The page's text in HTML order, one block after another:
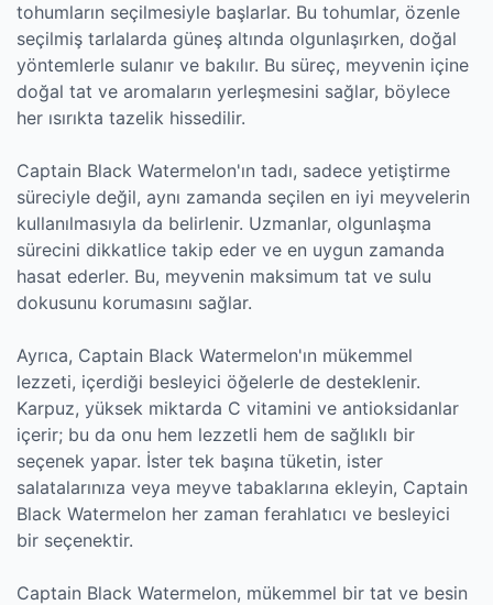
tohumların seçilmesiyle başlarlar. Bu tohumlar, özenle
seçilmiş tarlalarda güneş altında olgunlaşırken, doğal
yöntemlerle sulanır ve bakılır. Bu süreç, meyvenin içine
doğal tat ve aromaların yerleşmesini sağlar, böylece
her ısırıkta tazelik hissedilir.
Captain Black Watermelon'ın tadı, sadece yetiştirme
süreciyle değil, aynı zamanda seçilen en iyi meyvelerin
kullanılmasıyla da belirlenir. Uzmanlar, olgunlaşma
sürecini dikkatlice takip eder ve en uygun zamanda
hasat ederler. Bu, meyvenin maksimum tat ve sulu
dokusunu korumasını sağlar.
Ayrıca, Captain Black Watermelon'ın mükemmel
lezzeti, içerdiği besleyici öğelerle de desteklenir.
Karpuz, yüksek miktarda C vitamini ve antioksidanlar
içerir; bu da onu hem lezzetli hem de sağlıklı bir
seçenek yapar. İster tek başına tüketin, ister
salatalarınıza veya meyve tabaklarına ekleyin, Captain
Black Watermelon her zaman ferahlatıcı ve besleyici
bir seçenektir.
Captain Black Watermelon, mükemmel bir tat ve besin